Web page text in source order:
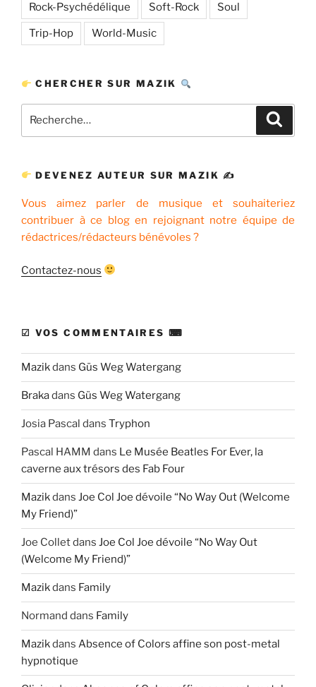
Rock-Psychédélique Soft-Rock Soul
Trip-Hop World-Music
CHERCHER SUR MAZIK
pour
DEVENEZ AUTEUR SUR MAZIK ✍
Vous aimez parler de musique et souhaiteriez
contribuer à ce blog en rejoignant notre équipe de
rédactrices/rédacteurs bénévoles ?
Contactez-nous
☑ VOS COMMENTAIRES ⌨
Mazikdans Güs Weg Watergang
Brakadans Güs Weg Watergang
Josia Pascal dans Tryphon
Pascal HAMM dans Le Musée Beatles For Ever, la
caverne aux trésors des Fab Four
Mazikdans Joe Col Joe dévoile “No Way Out (Welcome
My Friend)”
Joe Colletdans Joe Col Joe dévoile “No Way Out
(Welcome My Friend)”
Mazikdans Family
Normand dans Family
Mazikdans Absence of Colors affine son post-metal
hypnotique